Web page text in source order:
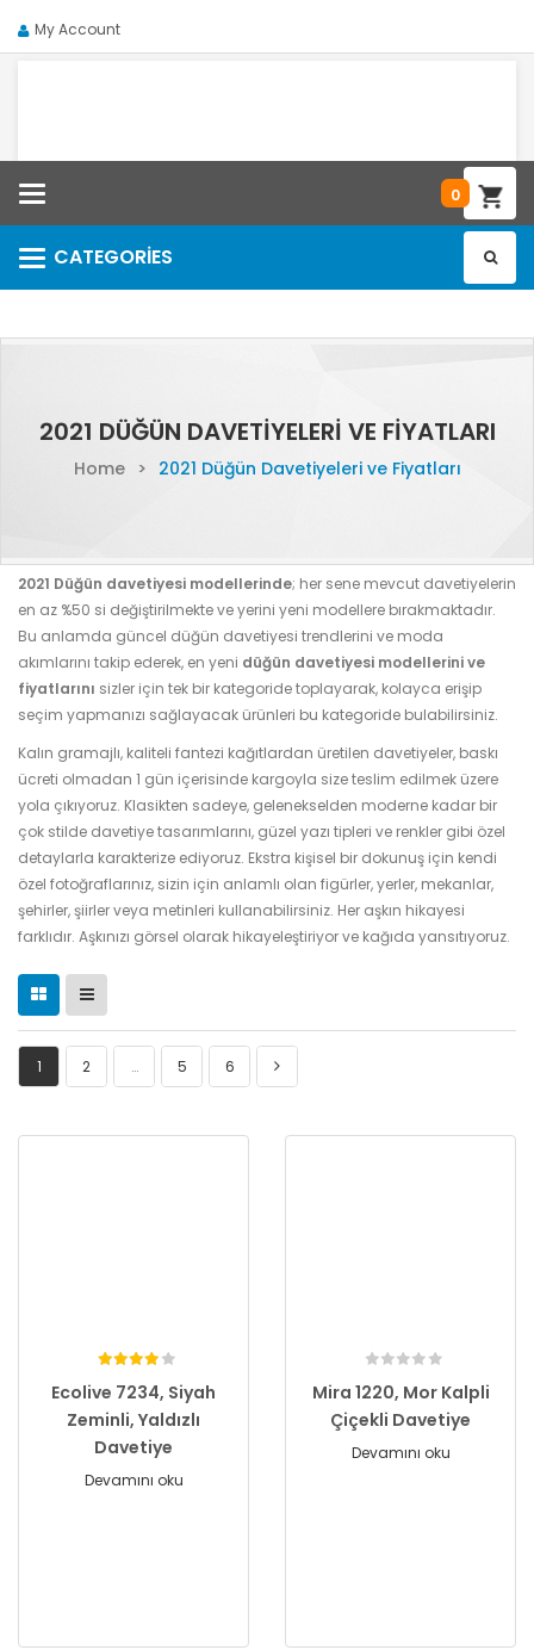
My Account
0
CATEGORIES
Categories
2021 DÜĞÜN DAVETIYELERI VE FIYATLARI
Home > 2021 Düğün Davetiyeleri ve Fiyatları
2021 Düğün davetiyesi modellerinde; her sene mevcut davetiyelerin
en az %50 si değiştirilmekte ve yerini yeni modellere bırakmaktadır.
Bu anlamda güncel düğün davetiyesi trendlerini ve moda
akımlarını takip ederek, en yeni düğün davetiyesi modellerini ve
fiyatlarını sizler için tek bir kategoride toplayarak, kolayca erişip
seçim yapmanızı sağlayacak ürünleri bu kategoride bulabilirsiniz.
Kalın gramajlı, kaliteli fantezi kağıtlardan üretilen davetiyeler, baskı
ücreti olmadan 1 gün içerisinde kargoyla size teslim edilmek üzere
yola çıkıyoruz. Klasikten sadeye, gelenekselden moderne kadar bir
çok stilde davetiye tasarımlarını, güzel yazı tipleri ve renkler gibi özel
detaylarla karakterize ediyoruz. Ekstra kişisel bir dokunuş için kendi
özel fotoğraflarınız, sizin için anlamlı olan figürler, yerler, mekanlar,
şehirler, şiirler veya metinleri kullanabilirsiniz. Her aşkın hikayesi
farklıdır. Aşkınızı görsel olarak hikayeleştiriyor ve kağıda yansıtıyoruz.
1 2 … 5 6
Ecolive 7234, Siyah
Zeminli, Yaldızlı
Davetiye
Devamını oku
Mira 1220, Mor Kalpli
Çiçekli Davetiye
Devamını oku